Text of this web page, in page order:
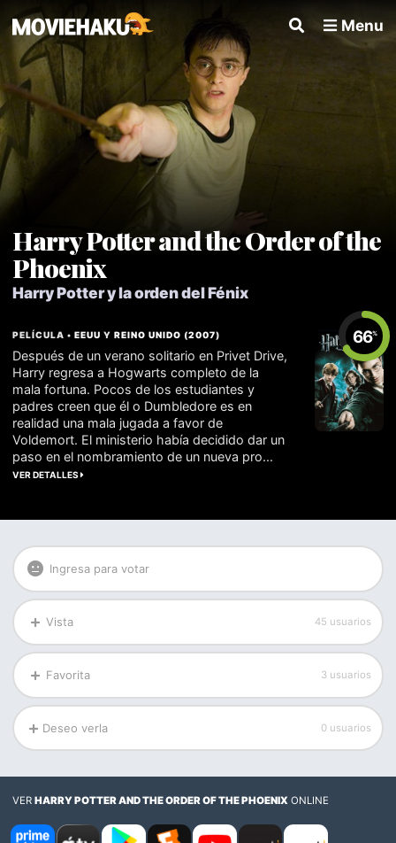
Menu
Harry Potter and the Order of the
Phoenix
Harry Potter y la orden del Fénix
66%
PELÍCULA •EEUU YREINO UNIDO (2007)
Después de un verano solitario en Privet Drive,
Harry regresa a Hogwarts completo de la
mala fortuna. Pocos de los estudiantes y
padres creen que él o Dumbledore es en
realidad una mala jugada a favor de
Voldemort. El ministerio había decidido dar un
paso en el nombramiento de un nueva pro...
VER DETALLES
Ingresa para votar
Vista 45 usuarios
Favorita 3 usuarios
Deseo verla 0 usuarios
VERHARRY POTTER AND THE ORDER OF THE PHOENIX ONLINE